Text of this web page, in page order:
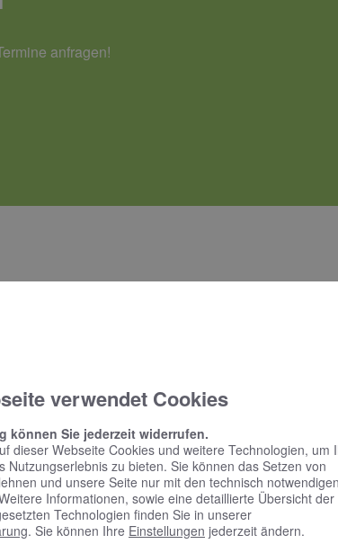
anfragen!
verwendet Cookies
können Sie jederzeit widerrufen.
dieser Webseite Cookies und weitere Technologien, um
Nutzungserlebnis zu bieten. Sie können das Setzen von
und unsere Seite nur mit den technisch notwendigen
Informationen, sowie eine detaillierte Übersicht der
Technologien finden Sie in unserer
. Sie können Ihre Einstellungen jederzeit ändern.